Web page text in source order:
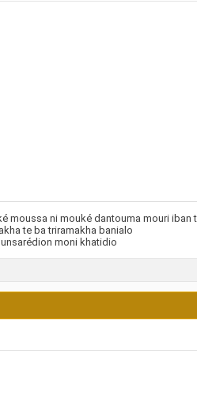
moussa ni mouké dantouma mouri iban
te ba triramakha banialo
moni khatidio